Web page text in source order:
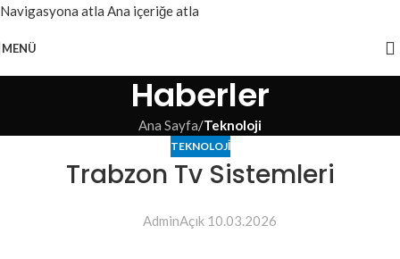
Navigasyona atla Ana içeriğe atla
MENÜ
Haberler
Ana Sayfa/Teknoloji
TEKNOLOJI
Trabzon Tv Sistemleri
AdminAçık 10.03.2026